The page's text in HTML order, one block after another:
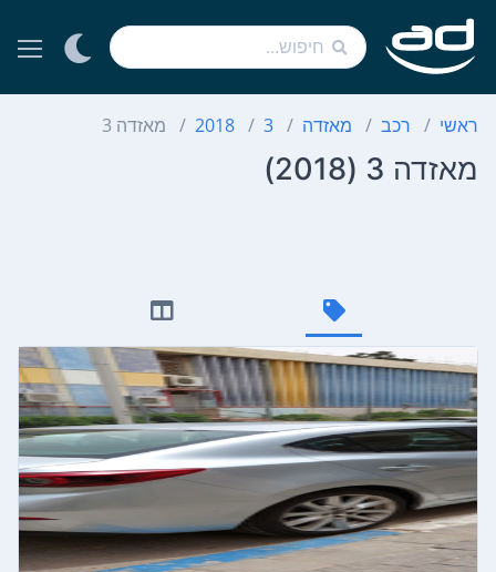
ראשי רכב מאזדה 3
2018 מאזדה 3
מאזדה 3 (2018)